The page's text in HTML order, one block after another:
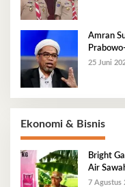
Amran
25 Juni
Ekonomi & Bisnis
Bright
Air
Kg
7 Agustus